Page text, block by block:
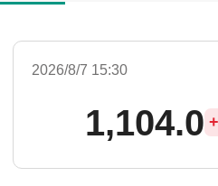
2026/8/7 15:30
1,104.0 +